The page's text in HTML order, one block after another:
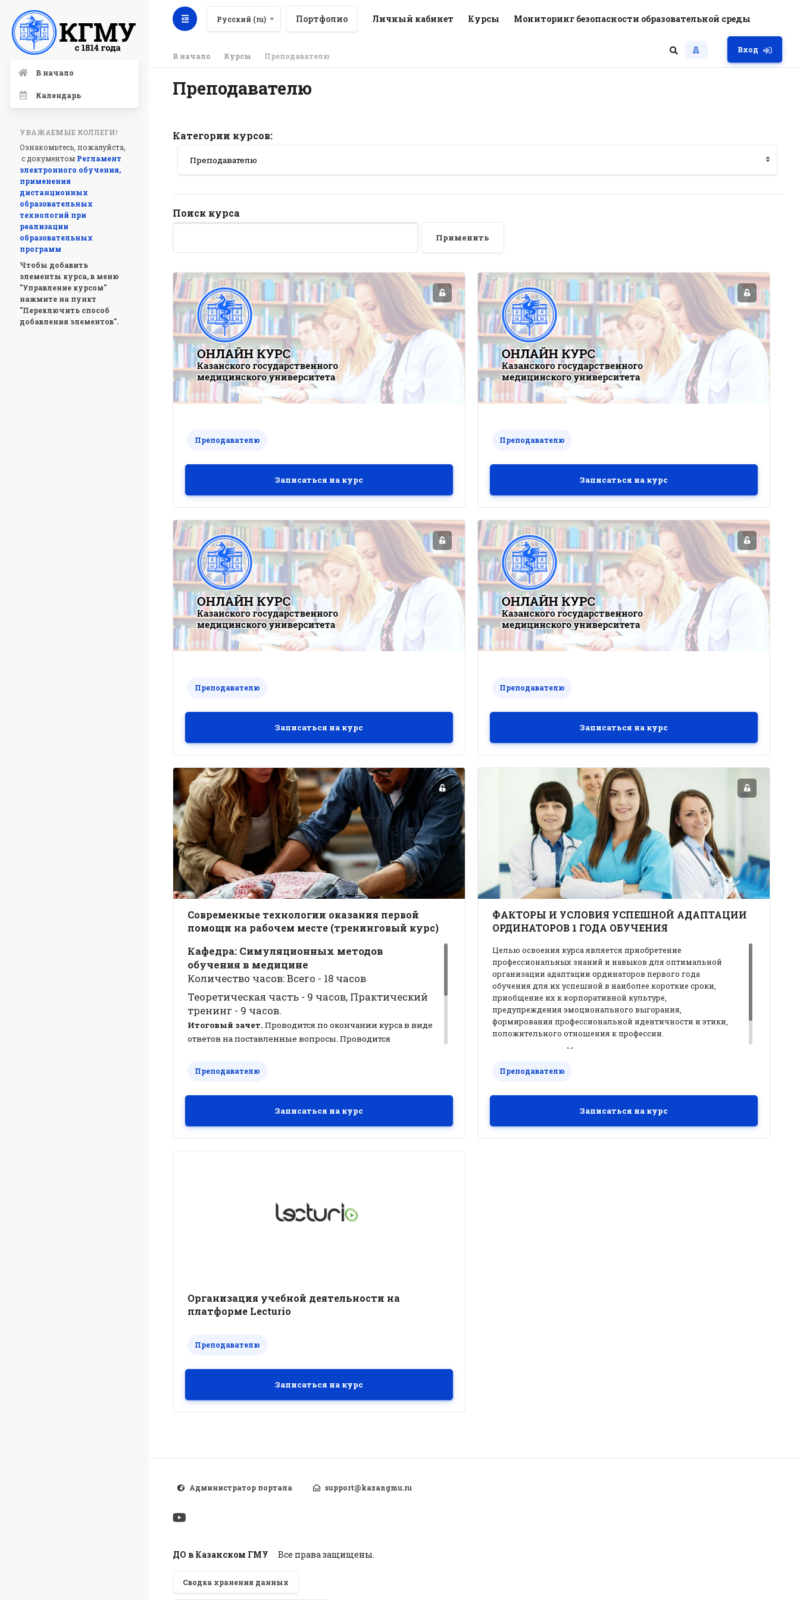
Русский ‎(ru)‎ Портфолио Личный кабинет Курсы Мониторинг безопасности образовательной среды
Вход
В начало Курсы Преподавателю
Преподавателю
Категории курсов:
Поиск курса
Применить
Преподавателю
Записаться на курс
Преподавателю
Записаться на курс
Преподавателю
Записаться на курс
Преподавателю
Записаться на курс
Современные технологии оказания первой
помощи на рабочем месте (тренинговый курс)
Кафедра: Симуляционных методов
обучения в медицине
Количество часов: Всего - 18 часов
Теоретическая часть - 9 часов, Практический
тренинг - 9 часов.
Итоговый зачет. Проводится по окончании курса в виде
ответов на поставленные вопросы. Проводится
Авторы:
Симуляционных методов обучения в
медицине ФГБОУ ВО Казанского ГМУ МЗ РФ;
Булатов С.А. д.м.н., профессор, зав. каф. Симуляционных
Преподавателю
Записаться на курс
ФАКТОРЫ И УСЛОВИЯ УСПЕШНОЙ АДАПТАЦИИ
ОРДИНАТОРОВ 1 ГОДА ОБУЧЕНИЯ
Целью освоения курса является приобретение
профессиональных знаний и навыков для оптимальной
организации адаптации ординаторов первого года
обучения для их успешной в наиболее короткие сроки,
приобщение их к корпоративной культуре,
предупреждения эмоционального выгорания,
формирования профессиональной идентичности и этики,
положительного отношения к профессии.
курс рассчитан на 16 ак.ч.
Авторы курса доц. Рябова Т.В.
Преподавателю
Записаться на курс
Организация учебной деятельности на
платформе Lecturio
Преподавателю
Записаться на курс
В начало
Календарь
УВАЖАЕМЫЕ КОЛЛЕГИ!
Ознакомьтесь, пожалуйста,
с документом Регламент
электронного обучения,
применения
дистанционных
образовательных
технологий при
реализации
образовательных
программ
Чтобы добавить
элементы курса, в меню
"Управление курсом"
нажмите на пункт
"Переключить способ
добавления элементов".
Администратор портала support@kazangmu.ru
ДО в Казанском ГМУ Все права защищены.
Сводка хранения данных